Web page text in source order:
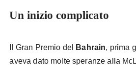
Un inizio complicato
Il Gran Premio del Bahrain, prima
aveva dato molte speranze alla